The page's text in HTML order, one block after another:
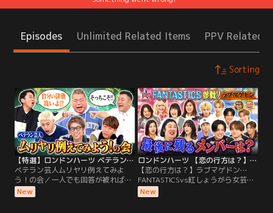
Episodes Unlimited Related Items PPV Related
Sorting
【特選】ロンドンハーツ ベテラン芸人ムリヤリ例えてみよう！の会（2023/07/04放送分）
ベテラン芸人ムリヤリ例えてみよ
う！の会／一人でも回答が被れば連
帯責任として全員に電流ビリビリの
お仕置きが！今回、出された3つの
New
ロンドンハーツ 【恋の行方は？】ラブマゲドン…FANTASTICSvs紅しょうがら女芸人軍団（2026/08/04放送分）
【恋の行方は？】ラブマゲドン…
FANTASTICSvs紅しょうがら女芸人
軍団／ロンドンハーツ初登場の
FANTASTICSに対する女性メンバー
New